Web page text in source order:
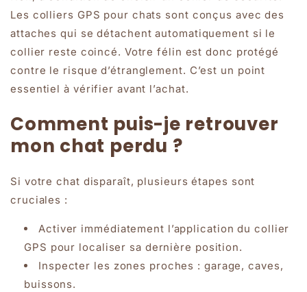
Les colliers GPS pour chats sont conçus avec des
attaches qui se détachent automatiquement si le
collier reste coincé. Votre félin est donc protégé
contre le risque d’étranglement. C’est un point
essentiel à vérifier avant l’achat.
Comment puis-je retrouver
mon chat perdu ?
Si votre chat disparaît, plusieurs étapes sont
cruciales :
Activer immédiatement l’application du collier
GPS pour localiser sa dernière position.
Inspecter les zones proches : garage, caves,
buissons.